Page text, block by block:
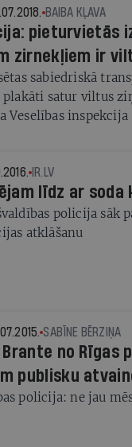
kas risina, nevis
atbilstošas
tikai sabiedrības
prevenciju.
BAIBA KĻAVA
pieturvietās
zirnekļiem ir
sabiedriskā
satur viltus
Veselības
IR.LV
līdz ar
policija sāk
atklāšanu
SABĪNE BĒRZIŅA
no Rīgas
publisku
policija: ne jau